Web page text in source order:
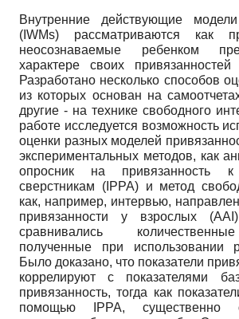
Внутренние действующие модели
(IWMs) рассматриваются как
неосознаваемые ребенком
характере своих
Разработано несколько способов
из которых основан на
другие - на технике свободного
работе исследуется возможность
оценки разных моделей
экспериментальных методов, как
опросник на привязанность
сверстникам (IPPA) и метод
как, например, интервью,
привязанности у взрослых
сравнивались
полученные при использовании
Было доказано, что показатели
коррелируют с показателями
привязанность, тогда как
помощью IPPA, существенно